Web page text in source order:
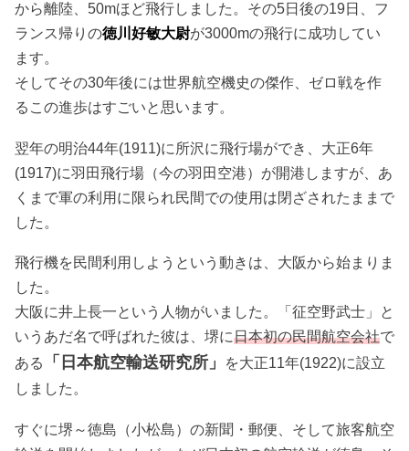
から離陸、50mほど飛行しました。その5日後の19日、フ
ランス帰りの徳川好敏大尉が3000mの飛行に成功してい
ます。
そしてその30年後には世界航空機史の傑作、ゼロ戦を作
るこの進歩はすごいと思います。
翌年の明治44年(1911)に所沢に飛行場ができ、大正6年
(1917)に羽田飛行場（今の羽田空港）が開港しますが、あ
くまで軍の利用に限られ民間での使用は閉ざされたままで
した。
飛行機を民間利用しようという動きは、大阪から始まりま
した。
大阪に井上長一という人物がいました。「征空野武士」と
いうあだ名で呼ばれた彼は、堺に日本初の民間航空会社で
ある
「日本航空輸送研究所」
を大正11年(1922)に設立
しました。
すぐに堺～徳島（小松島）の新聞・郵便、そして旅客航空